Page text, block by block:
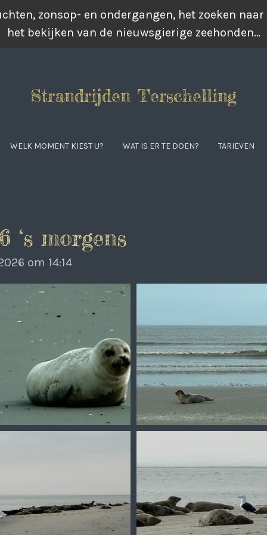
zonsop- en ondergangen, het zoeken
het bekijken van de nieuwsgierige zeehonden…
Strandrijden Terschelling
WELK MOMENT KIEST U? WAT IS ER TE DOEN? TARIEVEN
‘s morgens
om 14:14